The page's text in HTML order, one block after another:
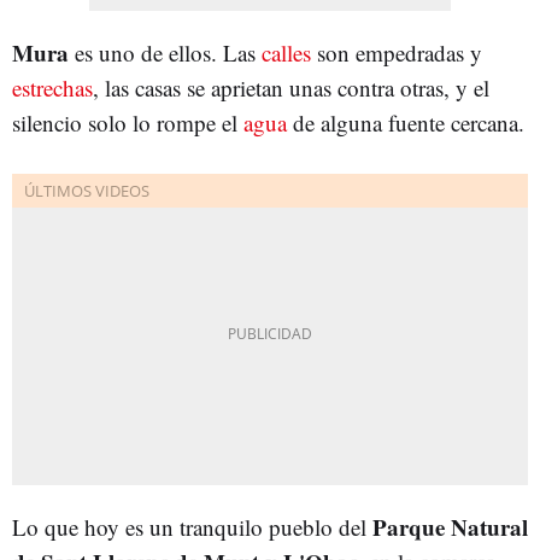
Mura es uno de ellos. Las calles son empedradas y
estrechas, las casas se aprietan unas contra otras, y el
silencio solo lo rompe el aguade alguna fuente cercana.
Lo que hoy es un tranquilo pueblo del Parque Natural